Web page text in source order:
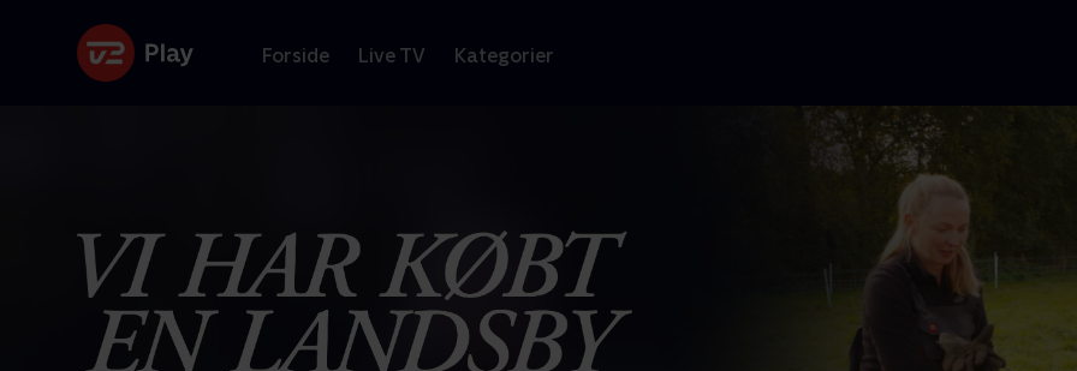
Forside Live TV Kategorier